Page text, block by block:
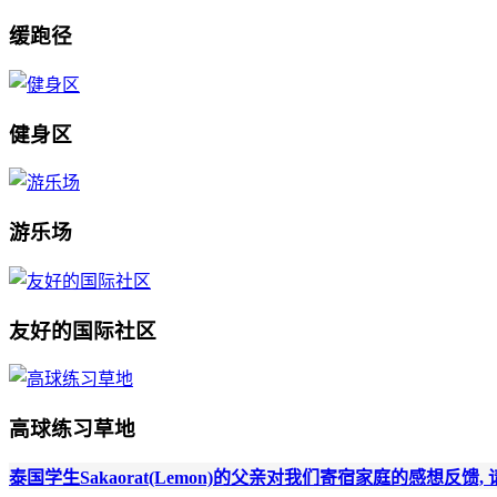
缓跑径
健身区
游乐场
友好的国际社区
高球练习草地
泰国学生Sakaorat(Lemon)的父亲对我们寄宿家庭的感想反馈,